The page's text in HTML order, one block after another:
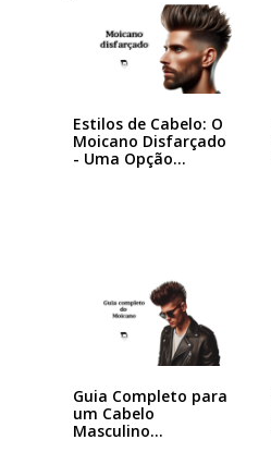
Estilos de Cabelo: O
Moicano Disfarçado
- Uma Opção…
Guia Completo para
um Cabelo
Masculino